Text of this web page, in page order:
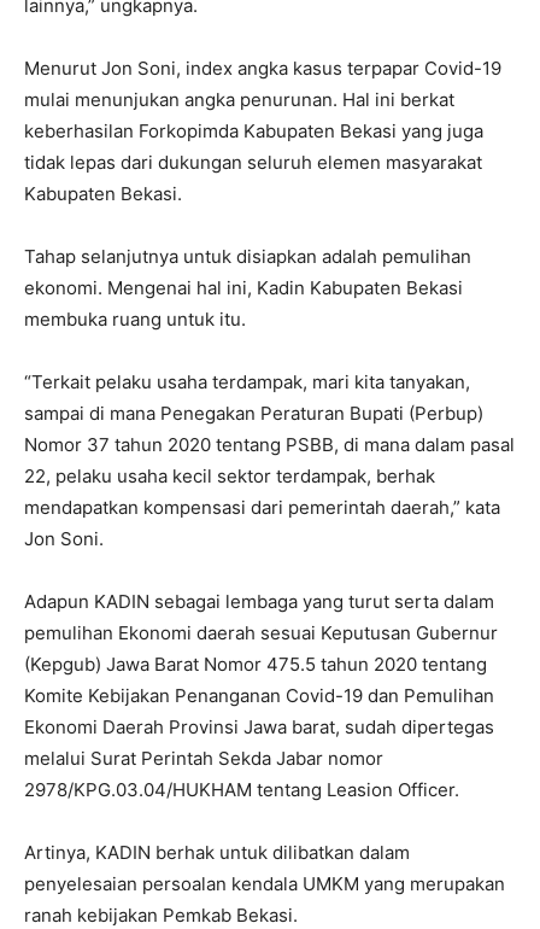
lainnya,” ungkapnya.
Menurut Jon Soni, index angka kasus terpapar Covid-19
mulai menunjukan angka penurunan. Hal ini berkat
keberhasilan Forkopimda Kabupaten Bekasi yang juga
tidak lepas dari dukungan seluruh elemen masyarakat
Kabupaten Bekasi.
Tahap selanjutnya untuk disiapkan adalah pemulihan
ekonomi. Mengenai hal ini, Kadin Kabupaten Bekasi
membuka ruang untuk itu.
“Terkait pelaku usaha terdampak, mari kita tanyakan,
sampai di mana Penegakan Peraturan Bupati (Perbup)
Nomor 37 tahun 2020 tentang PSBB, di mana dalam pasal
22, pelaku usaha kecil sektor terdampak, berhak
mendapatkan kompensasi dari pemerintah daerah,” kata
Jon Soni.
Adapun KADIN sebagai lembaga yang turut serta dalam
pemulihan Ekonomi daerah sesuai Keputusan Gubernur
(Kepgub) Jawa Barat Nomor 475.5 tahun 2020 tentang
Komite Kebijakan Penanganan Covid-19 dan Pemulihan
Ekonomi Daerah Provinsi Jawa barat, sudah dipertegas
melalui Surat Perintah Sekda Jabar nomor
2978/KPG.03.04/HUKHAM tentang Leasion Officer.
Artinya, KADIN berhak untuk dilibatkan dalam
penyelesaian persoalan kendala UMKM yang merupakan
ranah kebijakan Pemkab Bekasi.